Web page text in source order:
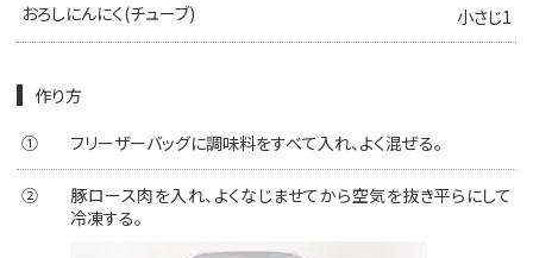
おろしにんにく(チューブ)
小さじ1
作り方
①
フリーザーバッグに調味料をすべて入れ、よく混ぜる。
②
豚ロース肉を入れ、よくなじませてから空気を抜き平らにして
冷凍する。